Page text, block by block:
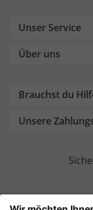
Unser Service
Über uns
Brauchst du
Unsere
Weitere